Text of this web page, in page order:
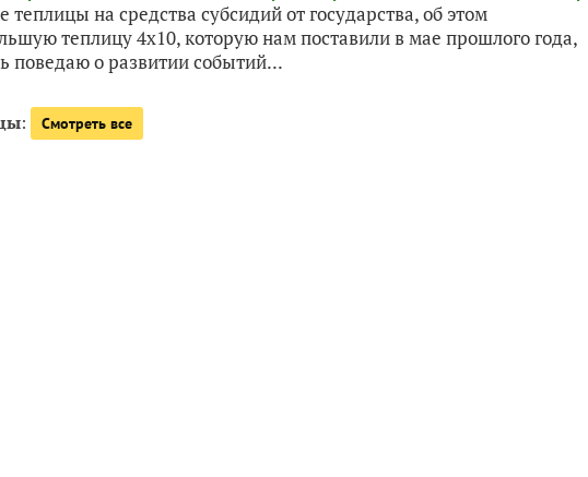
на средства субсидий от государства, об этом
теплицу 4х10, которую нам поставили в мае прошлого года,
поведаю о развитии событий...
: Смотреть все